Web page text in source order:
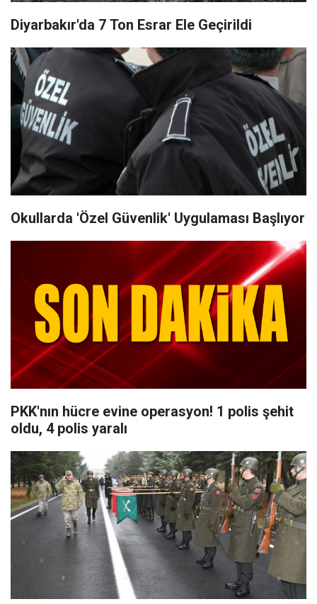
Diyarbakır'da 7 Ton Esrar Ele Geçirildi
Okullarda 'Özel Güvenlik' Uygulaması Başlıyor
PKK'nın hücre evine operasyon! 1 polis şehit
oldu, 4 polis yaralı